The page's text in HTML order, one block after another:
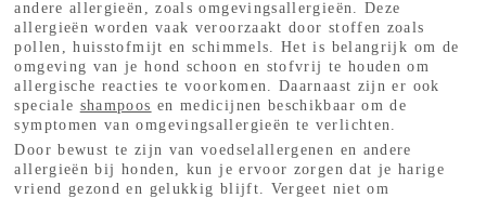
andere allergieën, zoals omgevingsallergieën. Deze
allergieën worden vaak veroorzaakt door stoffen zoals
pollen, huisstofmijt en schimmels. Het is belangrijk om de
omgeving van je hond schoon en stofvrij te houden om
allergische reacties te voorkomen. Daarnaast zijn er ook
speciale shampoos en medicijnen beschikbaar om de
symptomen van omgevingsallergieën te verlichten.
Door bewust te zijn van voedselallergenen en andere
allergieën bij honden, kun je ervoor zorgen dat je harige
vriend gezond en gelukkig blijft. Vergeet niet om